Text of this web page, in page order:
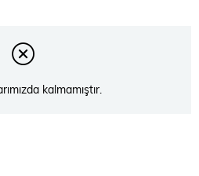
kalmamıştır.